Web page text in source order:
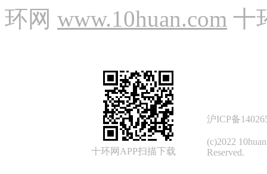
环网 www.10huan.com 十
十环网APP扫描下载
沪ICP备
(c)2022
Reserved.